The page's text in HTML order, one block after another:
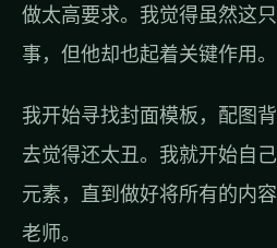
做太高要求。我觉得虽然这
事，但他却也起着关键作用。
我开始寻找封面模板，配图
去觉得还太丑。我就开始自
元素，直到做好将所有的内
老师。